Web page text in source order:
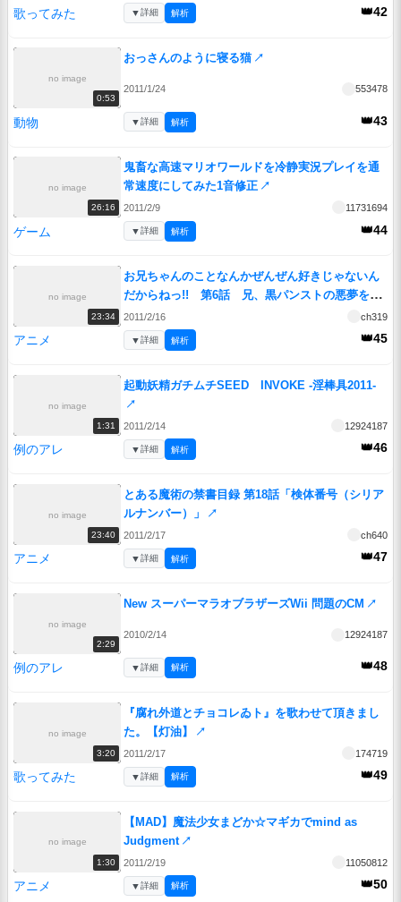
歌ってみた 👑42
▼詳細 解析
no image
0:53
おっさんのように寝る猫 ↗
2011/1/24 553478
動物 👑43
▼詳細 解析
no image
26:16
鬼畜な高速マリオワールドを冷静実況プレイを通
常速度にしてみた1音修正 ↗
2011/2/9 11731694
ゲーム 👑44
▼詳細 解析
no image
23:34
お兄ちゃんのことなんかぜんぜん好きじゃないん
だからねっ!! 第6話 兄、黒パンストの悪夢を見
る↗
2011/2/16 ch319
アニメ 👑45
▼詳細 解析
no image
1:31
起動妖精ガチムチSEED INVOKE -淫棒具2011-
↗
2011/2/14 12924187
例のアレ 👑46
▼詳細 解析
no image
23:40
とある魔術の禁書目録 第18話「検体番号（シリア
ルナンバー）」
↗
2011/2/17 ch640
アニメ 👑47
▼詳細 解析
no image
2:29
New スーパーマラオブラザーズWii 問題のCM ↗
2010/2/14 12924187
例のアレ 👑48
▼詳細 解析
no image
3:20
『腐れ外道とチョコレゐト』を歌わせて頂きまし
た。【灯油】
↗
2011/2/17 174719
歌ってみた 👑49
▼詳細 解析
no image
1:30
【MAD】魔法少女まどか☆マギカでmind as
Judgment ↗
2011/2/19 11050812
アニメ 👑50
▼詳細 解析